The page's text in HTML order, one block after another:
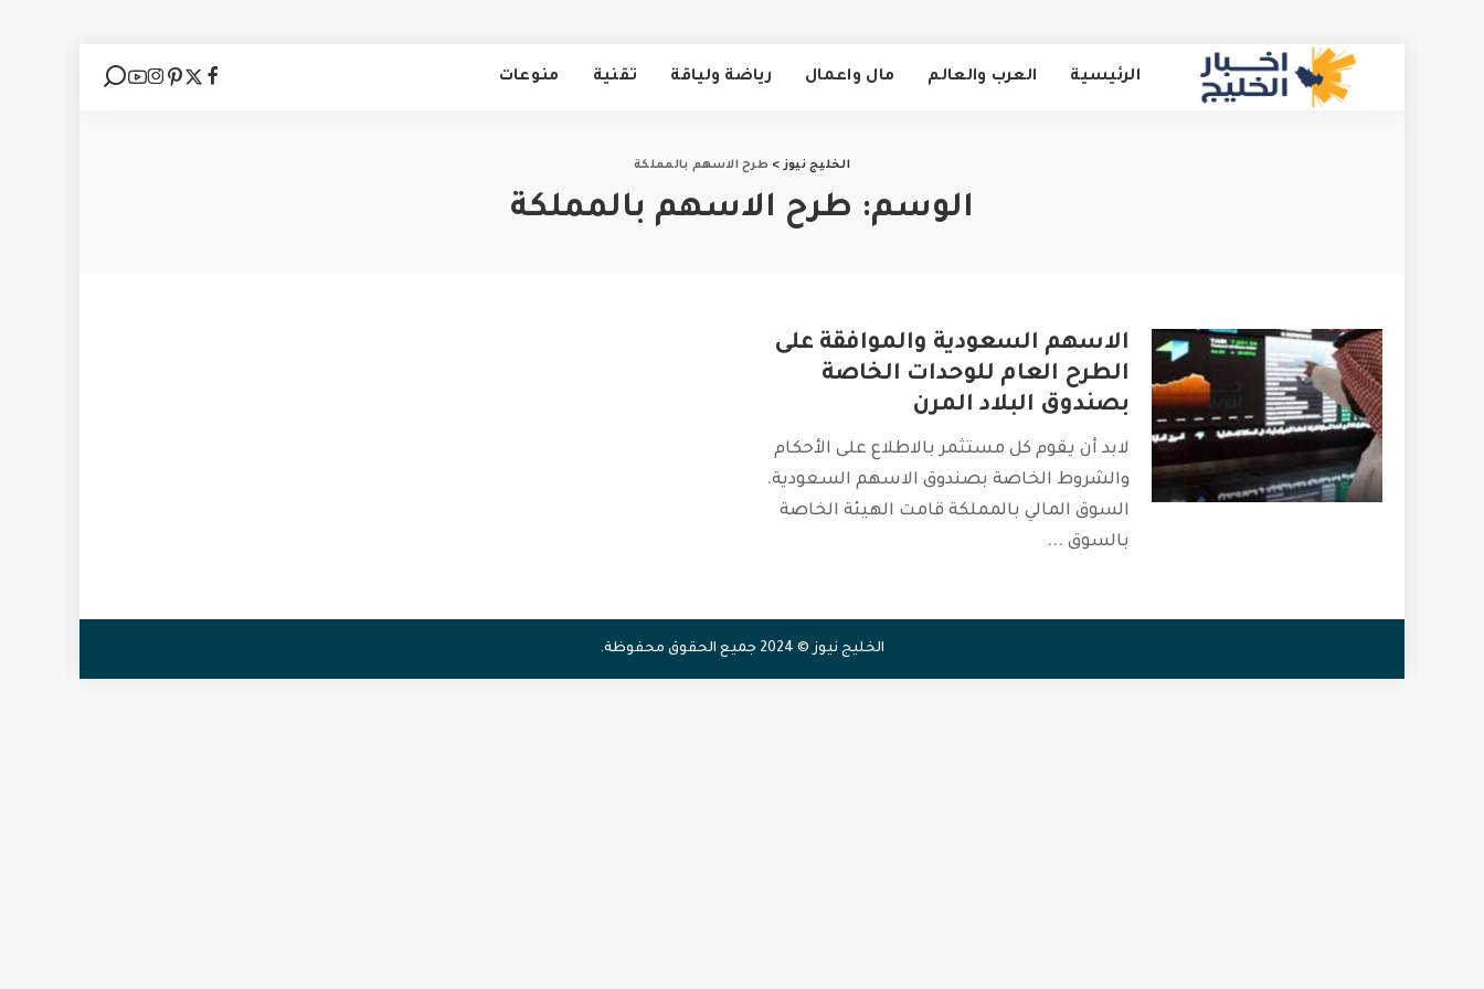
الرئيسية العرب والعالم مال واعمال رياضة ولياقة تقنية منوعات
الخليج نيوز> طرح الاسهم بالمملكة
الوسم: طرح الاسهم بالمملكة
الاسهم السعودية والموافقة على
الطرح العام للوحدات الخاصة
بصندوق البلاد المرن
لابد أن يقوم كل مستثمر بالاطلاع على الأحكام
والشروط الخاصة بصندوق الاسهم السعودية.
السوق المالي بالمملكة قامت الهيئة الخاصة
بالسوق ...
الخليج نيوز © 2024 جميع الحقوق محفوظة.